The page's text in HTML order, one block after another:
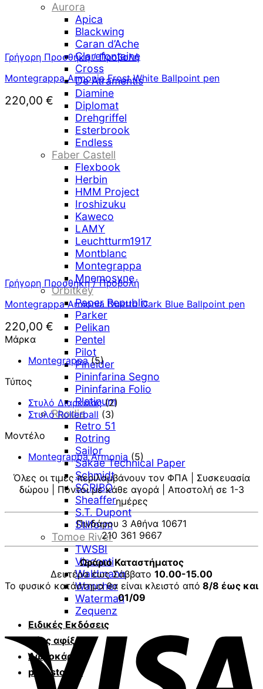
Aurora
Apica
Blackwing
Caran d’Ache
Clarefontaine
Cross
De Atramentis
Diamine
Diplomat
Drehgriffel
Esterbrook
Endless
Faber Castell
Flexbook
Herbin
HMM Project
Iroshizuku
Kaweco
LAMY
Leuchtturm1917
Montblanc
Montegrappa
Mnemosyne
Orbitkey
Paper Republic
Parker
Pelikan
Pentel
Pilot
Pineider
Pininfarina Segno
Pininfarina Folio
Platinum
Rhodia
Retro 51
Rotring
Sailor
Sakae Technical Paper
Schmidt
SCRIBO
Sheaffer
S.T. Dupont
Stilform
Tomoe River
TWSBI
Visconti
Waldmann
Wancher
Waterman
Zequenz
Ειδικές Εκδόσεις
Νέες αφίξεις
Δωροκάρτες
pen-stories
Γρήγορη Προσθήκη / Προβολή
Montegrappa Armonia Frost White Ballpoint pen
220,00 €
Γρήγορη Προσθήκη / Προβολή
Montegrappa Armonia Duetto Dark Blue Ballpoint pen
220,00 €
Μάρκα
Montegrappa (5)
Τύπος
Στυλό Διαρκείας (2)
Στυλό Rollerball (3)
Μοντέλο
Montegrappa Armonia (5)
Όλες οι τιμές περιλαμβάνουν τον ΦΠΑ | Συσκευασία
δώρου | Πόντοι με κάθε αγορά | Αποστολή σε 1-3
ημέρες
Πινδάρου 3 Αθήνα 10671
210 361 9667
Ωράριο Καταστήματος
Δευτέρα έως Σάββατο 10.00-15.00
Το φυσικό κατάστημα θα είναι κλειστό από 8/8 έως και
01/09